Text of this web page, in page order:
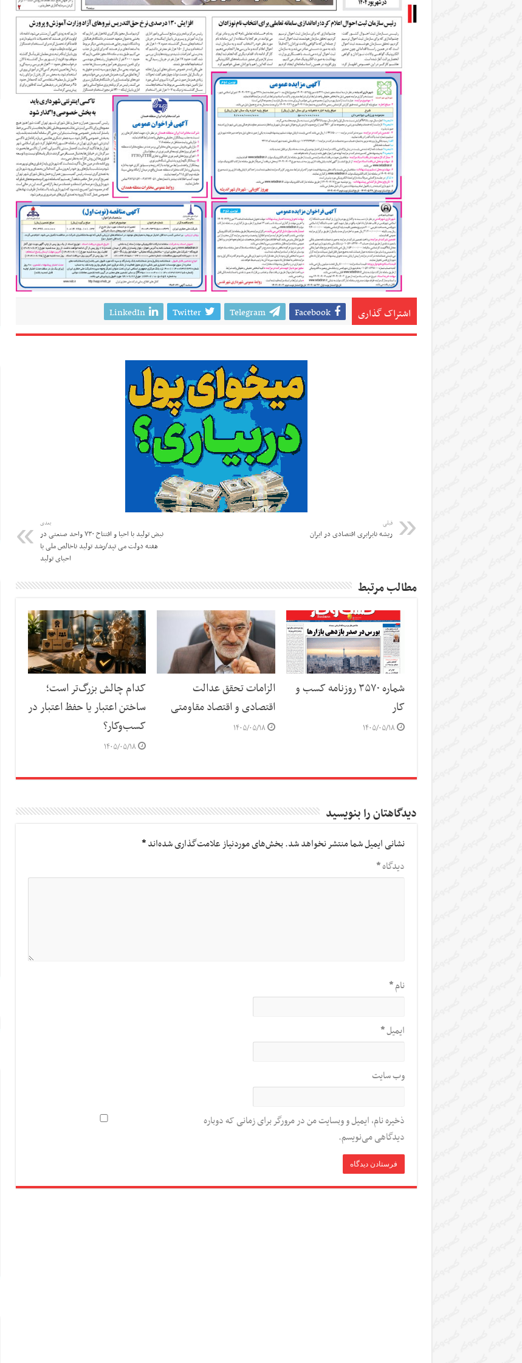
اشتراک گذاری Facebook
Telegram
Twitter
LinkedIn
قبلی
ریشه نابرابری اقتصادی در ایران
بعدی
نبض تولید با احیا و افتتاح ۷۳۰ واحد صنعتی در
هفته دولت می تپد/رشد تولید ناخالص ملی با
احیای تولید
مطالب مرتبط
شماره ۳۵۷۰ روزنامه کسب و
کار
۱۴۰۵/۰۵/۱۸
الزامات تحقق عدالت
اقتصادی و اقتصاد مقاومتی
۱۴۰۵/۰۵/۱۸
کدام چالش بزرگ‌تر است؛
ساختن اعتبار یا حفظ اعتبار در
کسب‌وکار؟
۱۴۰۵/۰۵/۱۸
دیدگاهتان را بنویسید
نشانی ایمیل شما منتشر نخواهد شد.بخش‌های موردنیاز علامت‌گذاری شده‌اند*
دیدگاه*
نام*
ایمیل*
وب‌ سایت
ذخیره نام، ایمیل و وبسایت من در مرورگر برای زمانی که دوباره
دیدگاهی می‌نویسم.